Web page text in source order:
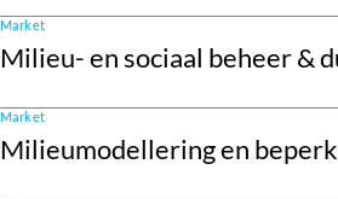
Market
Milieu- en sociaal beheer &
Market
Milieumodellering en